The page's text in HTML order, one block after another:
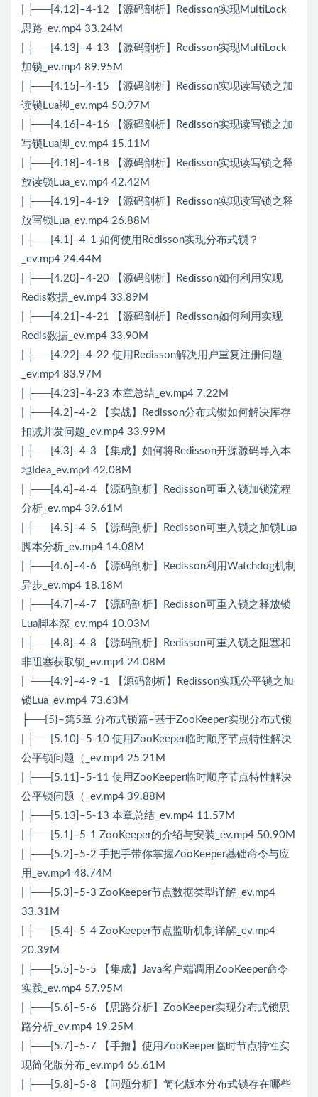
| ├──[4.12]–4-12 【源码剖析】Redisson实现MultiLock
思路_ev.mp4 33.24M
| ├──[4.13]–4-13 【源码剖析】Redisson实现MultiLock
加锁_ev.mp4 89.95M
| ├──[4.15]–4-15 【源码剖析】Redisson实现读写锁之加
读锁Lua脚_ev.mp4 50.97M
| ├──[4.16]–4-16 【源码剖析】Redisson实现读写锁之加
写锁Lua脚_ev.mp4 15.11M
| ├──[4.18]–4-18 【源码剖析】Redisson实现读写锁之释
放读锁Lua_ev.mp4 42.42M
| ├──[4.19]–4-19 【源码剖析】Redisson实现读写锁之释
放写锁Lua_ev.mp4 26.88M
| ├──[4.1]–4-1 如何使用Redisson实现分布式锁？
_ev.mp4 24.44M
| ├──[4.20]–4-20 【源码剖析】Redisson如何利用实现
Redis数据_ev.mp4 33.89M
| ├──[4.21]–4-21 【源码剖析】Redisson如何利用实现
Redis数据_ev.mp4 33.90M
| ├──[4.22]–4-22 使用Redisson解决用户重复注册问题
_ev.mp4 83.97M
| ├──[4.23]–4-23 本章总结_ev.mp4 7.22M
| ├──[4.2]–4-2 【实战】Redisson分布式锁如何解决库存
扣减并发问题_ev.mp4 33.99M
| ├──[4.3]–4-3 【集成】如何将Redisson开源源码导入本
地Idea_ev.mp4 42.08M
| ├──[4.4]–4-4 【源码剖析】Redisson可重入锁加锁流程
分析_ev.mp4 39.61M
| ├──[4.5]–4-5 【源码剖析】Redisson可重入锁之加锁Lua
脚本分析_ev.mp4 14.08M
| ├──[4.6]–4-6 【源码剖析】Redisson利用Watchdog机制
异步_ev.mp4 18.18M
| ├──[4.7]–4-7 【源码剖析】Redisson可重入锁之释放锁
Lua脚本深_ev.mp4 10.03M
| ├──[4.8]–4-8 【源码剖析】Redisson可重入锁之阻塞和
非阻塞获取锁_ev.mp4 24.08M
| └──[4.9]–4-9 -1 【源码剖析】Redisson实现公平锁之加
锁Lua_ev.mp4 73.63M
├──{5}–第5章 分布式锁篇–基于ZooKeeper实现分布式锁
| ├──[5.10]–5-10 使用ZooKeeper临时顺序节点特性解决
公平锁问题（_ev.mp4 25.21M
| ├──[5.11]–5-11 使用ZooKeeper临时顺序节点特性解决
公平锁问题（_ev.mp4 39.88M
| ├──[5.13]–5-13 本章总结_ev.mp4 11.57M
| ├──[5.1]–5-1 ZooKeeper的介绍与安装_ev.mp4 50.90M
| ├──[5.2]–5-2 手把手带你掌握ZooKeeper基础命令与应
用_ev.mp4 48.74M
| ├──[5.3]–5-3 ZooKeeper节点数据类型详解_ev.mp4
33.31M
| ├──[5.4]–5-4 ZooKeeper节点监听机制详解_ev.mp4
20.39M
| ├──[5.5]–5-5 【集成】Java客户端调用ZooKeeper命令
实践_ev.mp4 57.95M
| ├──[5.6]–5-6 【思路分析】ZooKeeper实现分布式锁思
路分析_ev.mp4 19.25M
| ├──[5.7]–5-7 【手撸】使用ZooKeeper临时节点特性实
现简化版分布_ev.mp4 65.61M
| ├──[5.8]–5-8 【问题分析】简化版本分布式锁存在哪些